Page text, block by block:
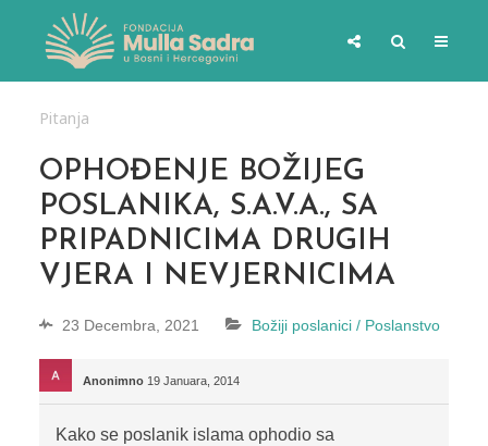
Pitanja
OPHOĐENJE BOŽIJEG
POSLANIKA, S.A.V.A., SA
PRIPADNICIMA DRUGIH
VJERA I NEVJERNICIMA
23 Decembra, 2021 Božiji poslanici / Poslanstvo
Anonimno 19 Januara, 2014
Kako se poslanik islama ophodio sa